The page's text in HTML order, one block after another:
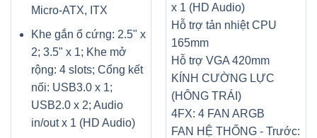
Micro-ATX, ITX
Khe gắn ổ cứng: 2.5" x
2; 3.5" x 1; Khe mở
rộng: 4 slots; Cổng kết
nối: USB3.0 x 1;
USB2.0 x 2; Audio
in/out x 1 (HD Audio)
x 1 (HD Audio)
Hỗ trợ tản nhiệt CPU
165mm
Hỗ trợ VGA 420mm
KÍNH CƯỜNG LỰC
(HÔNG TRÁI)
4FX: 4 FAN ARGB
FAN HỆ THỐNG - Trước: